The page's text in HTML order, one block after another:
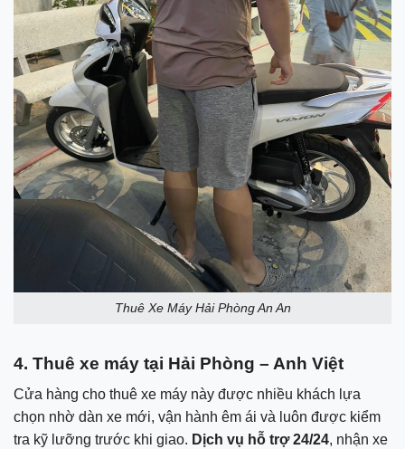
Thuê Xe Máy Hải Phòng An An
4. Thuê xe máy tại Hải Phòng – Anh Việt
Cửa hàng cho thuê xe máy này được nhiều khách lựa
chọn nhờ dàn xe mới, vận hành êm ái và luôn được kiểm
tra kỹ lưỡng trước khi giao. Dịch vụ hỗ trợ 24/24, nhận xe